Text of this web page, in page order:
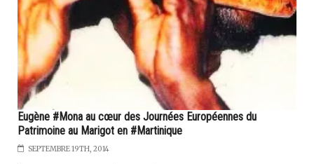
Eugène #Mona au cœur des Journées Européennes du
Patrimoine au Marigot en #Martinique
SEPTEMBRE 19TH, 2014